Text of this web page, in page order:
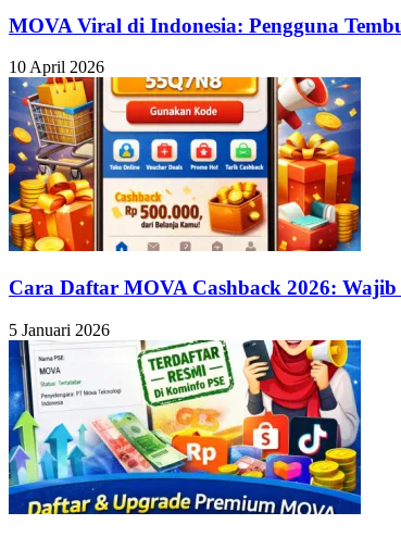
MOVA Viral di Indonesia: Pengguna
10 April 2026
Cara Daftar MOVA Cashback 2026:
5 Januari 2026